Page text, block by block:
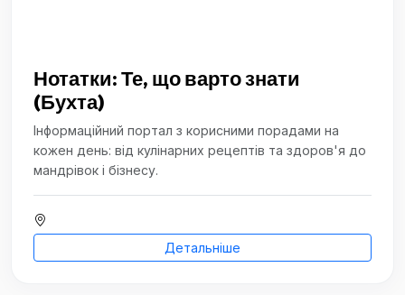
Нотатки: Те, що варто знати
(Бухта)
Інформаційний портал з корисними порадами на
кожен день: від кулінарних рецептів та здоров'я до
мандрівок і бізнесу.
Детальніше